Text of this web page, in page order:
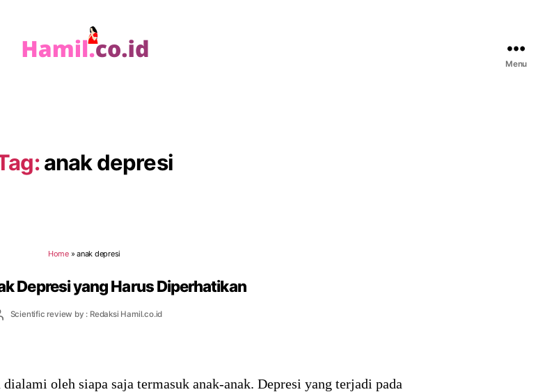
Menu
anak depresi
Home»anak depresi
Depresi yang Harus Diperhatikan
Scientific review by : Redaksi Hamil.co.id
oleh siapa saja termasuk anak-anak. Depresi yang terjadi pada